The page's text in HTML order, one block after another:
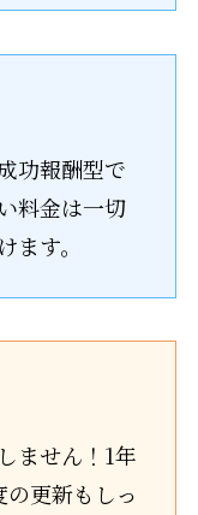
功報酬型で
料金は一切
す。
ません！1年
更新もしっ